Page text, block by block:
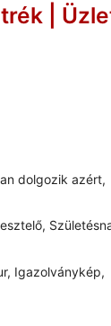
|
dolgozik azért,
Igazolványkép,